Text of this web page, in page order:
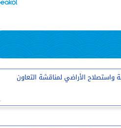
واستصلاح الأراضي لمناقشة التعاون